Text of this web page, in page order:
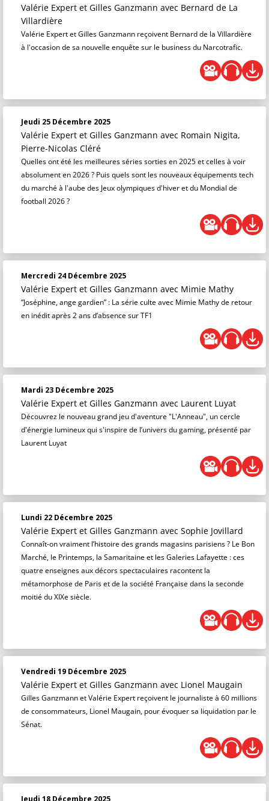
Valérie Expert et Gilles Ganzmann avec Bernard de La
Villardière
Valérie Expert et Gilles Ganzmann reçoivent Bernard de la Villardière
à l'occasion de sa nouvelle enquête sur le business du Narcotrafic.
Jeudi 25 Décembre 2025
Valérie Expert et Gilles Ganzmann avec Romain Nigita,
Pierre-Nicolas Cléré
Quelles ont été les meilleures séries sorties en 2025 et celles à voir
absolument en 2026 ? Puis quels sont les nouveaux équipements tech
du marché à l'aube des Jeux olympiques d'hiver et du Mondial de
football 2026 ?
Mercredi 24 Décembre 2025
Valérie Expert et Gilles Ganzmann avec Mimie Mathy
“Joséphine, ange gardien” : La série culte avec Mimie Mathy de retour
en inédit après 2 ans d’absence sur TF1
Mardi 23 Décembre 2025
Valérie Expert et Gilles Ganzmann avec Laurent Luyat
Découvrez le nouveau grand jeu d'aventure "L'Anneau", un cercle
d'énergie lumineux qui s'inspire de l’univers du gaming, présenté par
Laurent Luyat
Lundi 22 Décembre 2025
Valérie Expert et Gilles Ganzmann avec Sophie Jovillard
Connaît-on vraiment l’histoire des grands magasins parisiens ? Le Bon
Marché, le Printemps, la Samaritaine et les Galeries Lafayette : ces
quatre enseignes aux décors spectaculaires racontent la
métamorphose de Paris et de la société Française dans la seconde
moitié du XIXe siècle.
Vendredi 19 Décembre 2025
Valérie Expert et Gilles Ganzmann avec Lionel Maugain
Gilles Ganzmann et Valérie Expert reçoivent le journaliste à 60 millions
de consommateurs, Lionel Maugain, pour évoquer sa liquidation par le
Sénat.
Jeudi 18 Décembre 2025